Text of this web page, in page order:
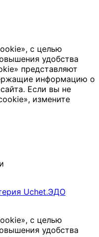
с целью
удобства
представляют
информацию о
Если вы не
измените
Uchet.ЭДО
с целью
удобства